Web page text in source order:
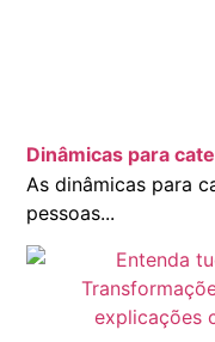
Dinâmicas para
As dinâmicas para
pessoas...